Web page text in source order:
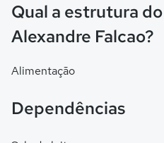
Qual a estrutura
Alexandre Falcao?
Alimentação
Dependências